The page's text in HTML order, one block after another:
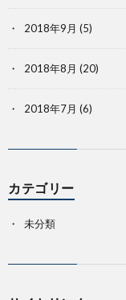
2018年9月 (5)
2018年8月 (20)
2018年7月 (6)
カテゴリー
未分類